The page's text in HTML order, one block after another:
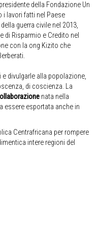
della Fondazione Un
i lavori fatti nel Paese
guerra civile nel 2013,
di Risparmio e Credito nel
con la ong Kizito che
divulgarle alla popolazione,
di coscienza. La
nata nella
essere esportata anche in
Centrafricana per rompere
intere regioni del